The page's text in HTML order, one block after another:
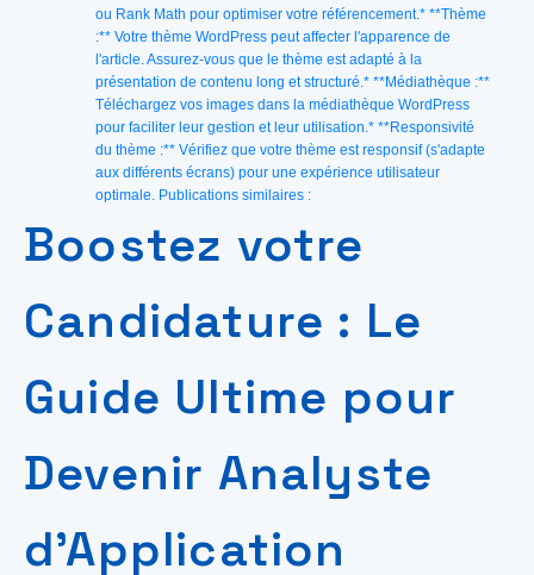
ou Rank Math pour optimiser votre référencement.* **Thème
:** Votre thème WordPress peut affecter l'apparence de
l'article. Assurez-vous que le thème est adapté à la
présentation de contenu long et structuré.* **Médiathèque :**
Téléchargez vos images dans la médiathèque WordPress
pour faciliter leur gestion et leur utilisation.* **Responsivité
du thème :** Vérifiez que votre thème est responsif (s'adapte
aux différents écrans) pour une expérience utilisateur
optimale. Publications similaires :
Boostez votre
Candidature : Le
Guide Ultime pour
Devenir Analyste
d’Application